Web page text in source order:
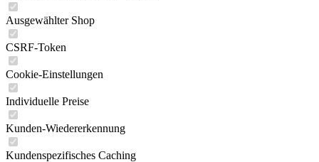
Ausgewählter Shop
CSRF-Token
Cookie-Einstellungen
Individuelle Preise
Kunden-Wiedererkennung
Kundenspezifisches Caching